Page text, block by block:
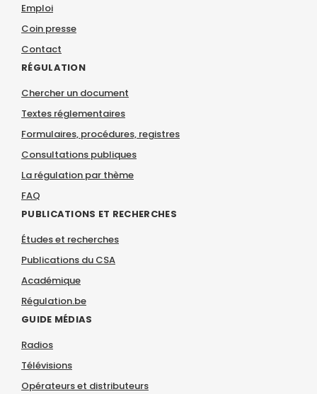
Emploi
Coin presse
Contact
RÉGULATION
Chercher un document
Textes réglementaires
Formulaires, procédures, registres
Consultations publiques
La régulation par thème
FAQ
PUBLICATIONS ET RECHERCHES
Études et recherches
Publications du CSA
Académique
Régulation.be
GUIDE MÉDIAS
Radios
Télévisions
Opérateurs et distributeurs